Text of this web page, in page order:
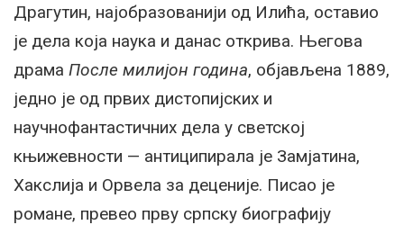
Драгутин, најобразованији од Илића, оставио
је дела која наука и данас открива. Његова
драма После милијон година, објављена 1889,
једно је од првих дистопијских и
научнофантастичних дела у светској
књижевности — антиципирала је Замјатина,
Хакслија и Орвела за деценије. Писао је
романе, превео прву српску биографију